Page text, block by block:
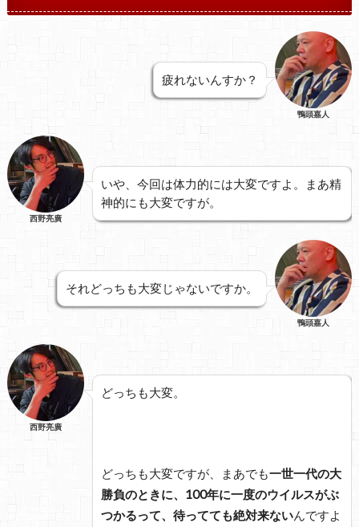
疲れないんすか？
鴨頭嘉人
西野亮廣
いや、今回は体力的には大変ですよ。まあ精
神的にも大変ですが。
それどっちも大変じゃないですか。
鴨頭嘉人
西野亮廣
どっちも大変。
どっちも大変ですが、まあでも一世一代の大
勝負のときに、100年に一度のウイルスがぶ
つかるって、待ってても絶対来ないんですよ